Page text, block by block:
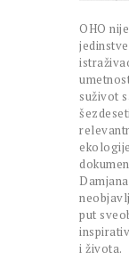
OHO
suživot
put
i života.